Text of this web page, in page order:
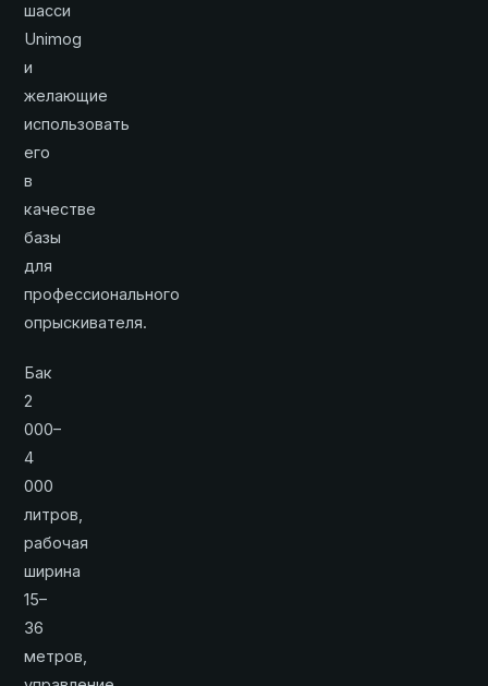
шасси
Unimog
и
желающие
использовать
его
в
качестве
базы
для
профессионального
опрыскивателя.
Бак
2
000–
4
000
литров,
рабочая
ширина
15–
36
метров,